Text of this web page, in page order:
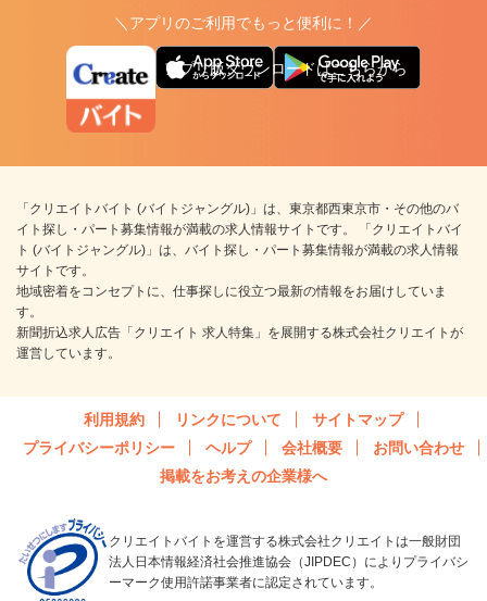
＼アプリのご利用でもっと便利に！／
アプリ版ダウンロードはこちらから
「クリエイトバイト (バイトジャングル)」は、東京都西東京市・その他のバ
イト探し・パート募集情報が満載の求人情報サイトです。 「クリエイトバイ
ト (バイトジャングル)」は、バイト探し・パート募集情報が満載の求人情報
サイトです。
地域密着をコンセプトに、仕事探しに役立つ最新の情報をお届けしていま
す。
新聞折込求人広告「クリエイト 求人特集」を展開する株式会社クリエイトが
運営しています。
利用規約 リンクについて
サイトマップ
プライバシーポリシー
ヘルプ 会社概要
お問い合わせ
掲載をお考えの企業様へ
クリエイトバイトを運営する株式会社クリエイトは一般財団
法人日本情報経済社会推進協会（JIPDEC）によりプライバシ
ーマーク使用許諾事業者に認定されています。